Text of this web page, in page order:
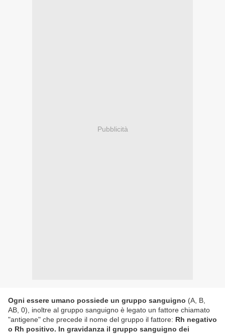
Pubblicità
Ogni essere umano possiede un gruppo sanguigno (A, B,
AB, 0), inoltre al gruppo sanguigno è legato un fattore chiamato
"antigene" che precede il nome del gruppo il fattore: Rh negativo
o Rh positivo. In gravidanza il gruppo sanguigno dei